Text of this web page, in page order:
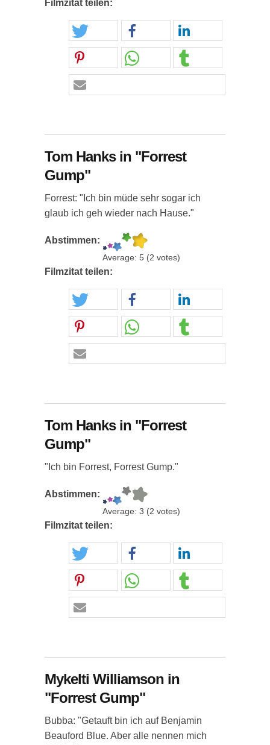
Filmzitat teilen:
Tom Hanks in "Forrest
Gump"
Forrest: "Ich bin müde sehr sogar ich
glaub ich geh wieder nach Hause."
Abstimmen:
Average: 5 (2 votes)
Filmzitat teilen:
Tom Hanks in "Forrest
Gump"
"Ich bin Forrest, Forrest Gump."
Abstimmen:
Average: 3 (2 votes)
Filmzitat teilen:
Mykelti Williamson in
"Forrest Gump"
Bubba: "Getauft bin ich auf Benjamin
Beauford Blue. Aber alle nennen mich